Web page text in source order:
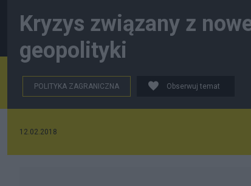
Kryzys związany z
geopolityki
POLITYKA ZAGRANICZNA Obserwuj temat
12.02.2018